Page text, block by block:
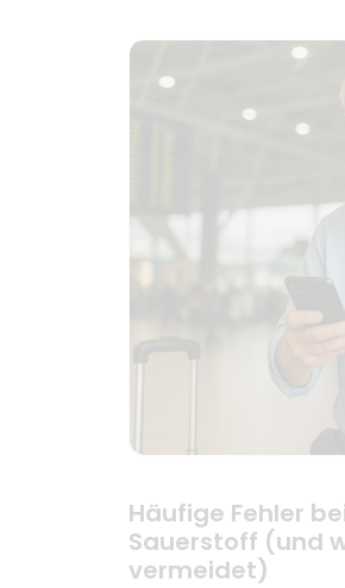
Häufige Fehler
Sauerstoff (und
vermeidet)